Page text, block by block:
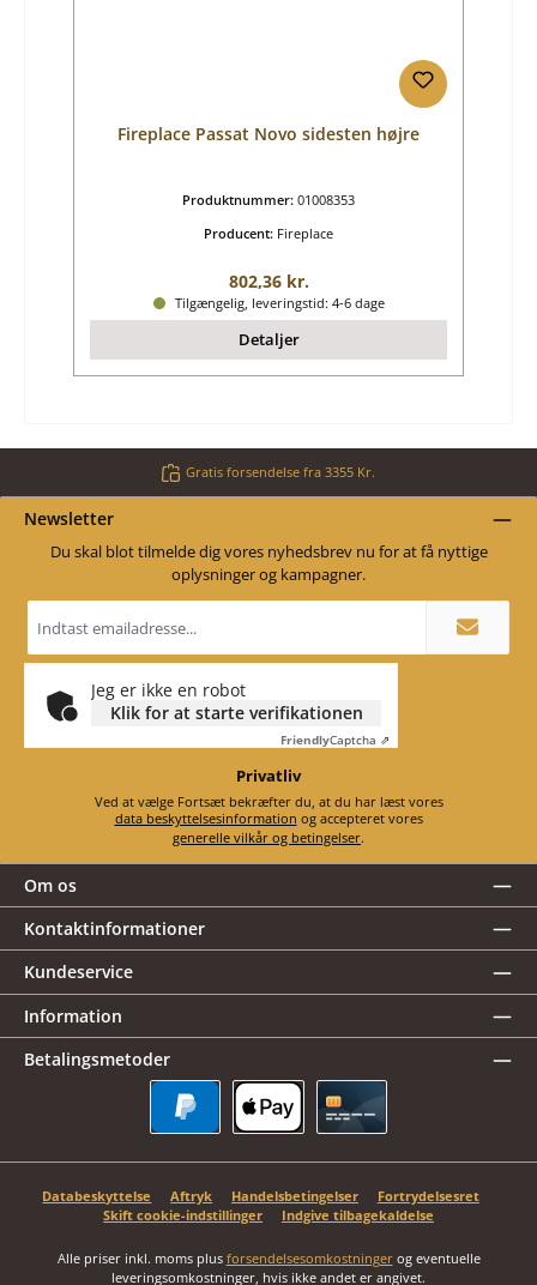
Fireplace Passat Novo sidesten højre
Produktnummer: 01008353
Producent: Fireplace
Almindelig pris:
802,36 kr.
Tilgængelig, leveringstid: 4-6 dage
Detaljer
Gratis forsendelse fra 3355 Kr.
Newsletter
Du skal blot tilmelde dig vores nyhedsbrev nu for at få nyttige
oplysninger og kampagner.
adresse
*
Jeg er ikke en robot
Klik for at starte verifikationen
FriendlyCaptcha ⇗
Privatliv
Ved at vælge Fortsæt bekræfter du, at du har læst vores
data beskyttelsesinformation
og accepteret vores
generelle vilkår og betingelser.
Om os
Kontaktinformationer
Kundeservice
Information
Betalingsmetoder
Databeskyttelse Aftryk Handelsbetingelser
Fortrydelsesret
Skift cookie-indstillinger
Indgive tilbagekaldelse
Alle priser inkl. moms plus forsendelsesomkostningerog eventuelle
leveringsomkostninger, hvis ikke andet er angivet.